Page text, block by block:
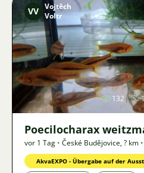
VV Vojtěch
Voltr
132
Poecilocharax
vor 1 Tag • České Budějovice,? km •
AkvaEXPO - Übergabe auf der